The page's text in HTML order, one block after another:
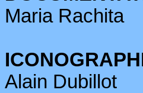
Maria Rachita
Alain Dubillot